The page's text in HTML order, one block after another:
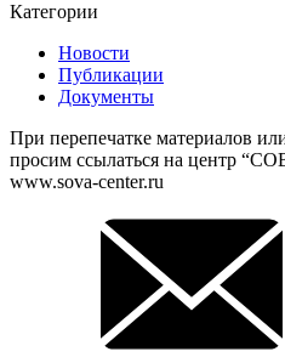
Категории
Новости
Публикации
Документы
При перепечатке материалов
просим ссылаться на центр
www.sova-center.ru